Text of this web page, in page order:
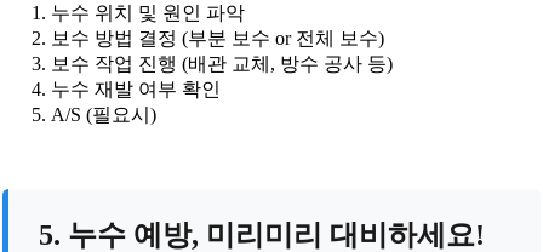
누수 위치 및 원인 파악
보수 방법 결정 (부분 보수 or 전체 보수)
보수 작업 진행 (배관 교체, 방수 공사 등)
누수 재발 여부 확인
A/S (필요시)
5. 누수 예방, 미리미리 대비하세요!